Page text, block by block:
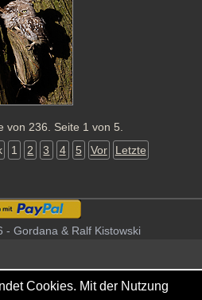
von 236. Seite 1 von 5.
1 2 3 4 5 Vor Letzte
- Gordana & Ralf Kistowski
Cookies. Mit der Nutzung